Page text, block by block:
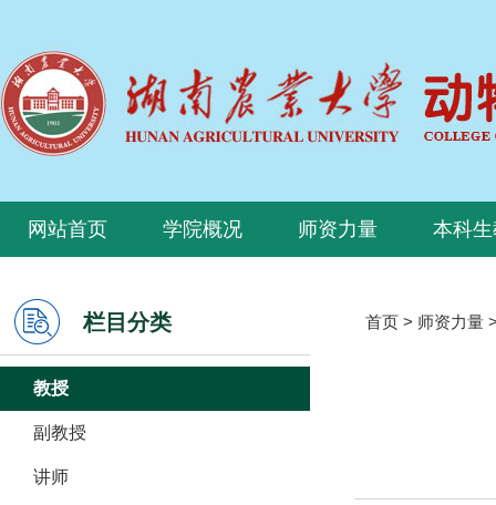
网站首页 学院概况 师资力量 本科
栏目分类
教授
副教授
讲师
首页 > 师资力量